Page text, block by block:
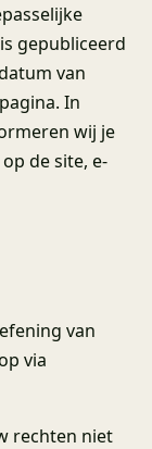
gepubliceerd
van
In
wij je
de site, e-
van
via
rechten niet